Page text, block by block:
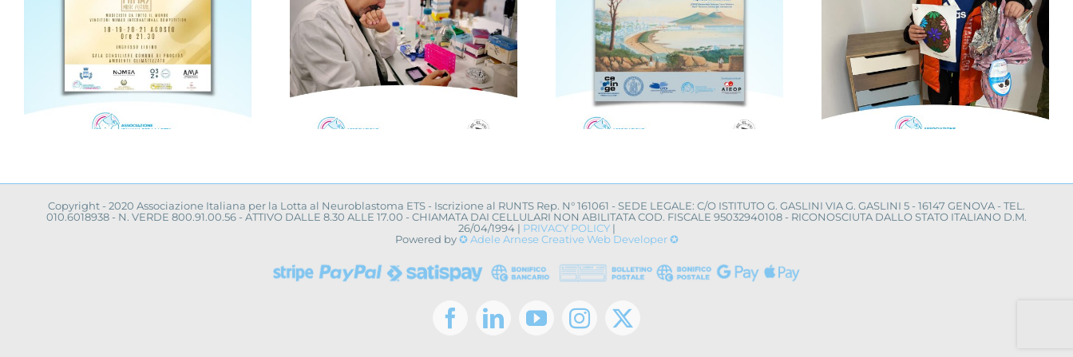
Progetto “VAMOLAA,
in campo anche
l’Università La
Sapienza di Roma
Novità dalla ricerca
scientifica: convegno
a Napoli
Avellino, infanzia al
centro con la
campagna “Cerco un
uovo amico”
Il Mimas Music
Festival per la ricerca
sul neuroblastoma
Copyright - 2020 Associazione Italiana per la Lotta al Neuroblastoma ETS - Iscrizione al RUNTS Rep. N° 161061 - SEDE LEGALE: C/O ISTITUTO G. GASLINI VIA G. GASLINI 5 - 16147 GENOVA - TEL.
010.6018938 - N. VERDE 800.91.00.56 - ATTIVO DALLE 8.30 ALLE 17.00 - CHIAMATA DAI CELLULARI NON ABILITATA COD. FISCALE 95032940108 - RICONOSCIUTA DALLO STATO ITALIANO D.M.
26/04/1994 | PRIVACY POLICY|
Powered by✪ Adele Arnese Creative Web Developer ✪
Facebook
LinkedInYouTubeInstagram
X